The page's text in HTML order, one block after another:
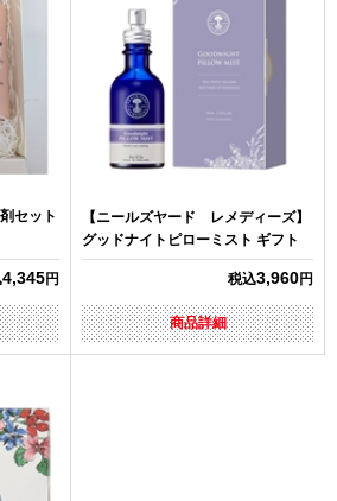
セット
4,345円
【ニールズヤード レメディーズ】
グッドナイトピローミスト ギフト
税込3,960円
商品詳細